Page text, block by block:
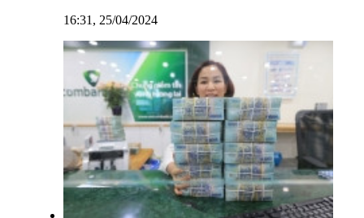
16:31, 25/04/2024